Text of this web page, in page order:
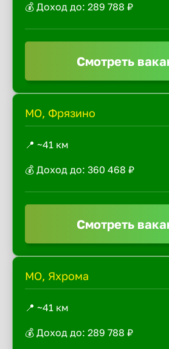
💰 Доход до: 289 788 ₽
Смотреть
МО, Фрязино
📍 ~41 км
💰 Доход до: 360 468 ₽
Смотреть
МО, Яхрома
📍 ~41 км
💰 Доход до: 289 788 ₽